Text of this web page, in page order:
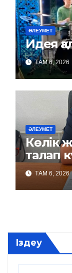
ӘЛЕУМЕТ
Идея
ТАМ 6, 2026
ӘЛЕУМЕТ
Көлік
талап
ТАМ 6, 2026
Іздеу